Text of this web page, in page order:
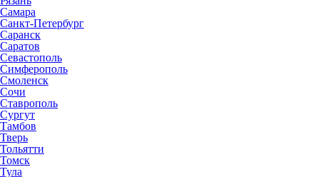
Самара
Санкт-Петербург
Саранск
Саратов
Севастополь
Симферополь
Смоленск
Сочи
Ставрополь
Сургут
Тамбов
Тверь
Тольятти
Томск
Тула